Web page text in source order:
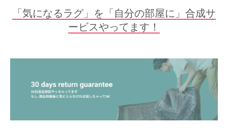
「気になるラグ」を「自分の部屋に」合成サ
ービスやってます！